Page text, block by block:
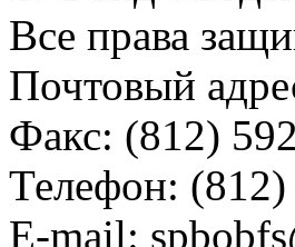
Все права
Почтовый
Факс: (812)
Телефон:
E-mail: